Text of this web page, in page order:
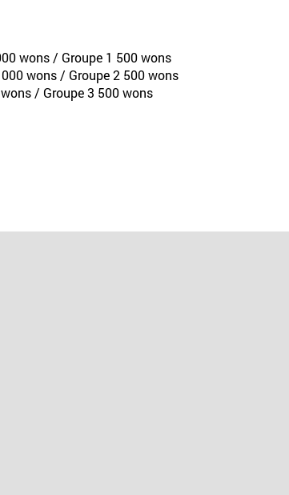
wons / Groupe 1 500 wons
wons / Groupe 2 500 wons
/ Groupe 3 500 wons